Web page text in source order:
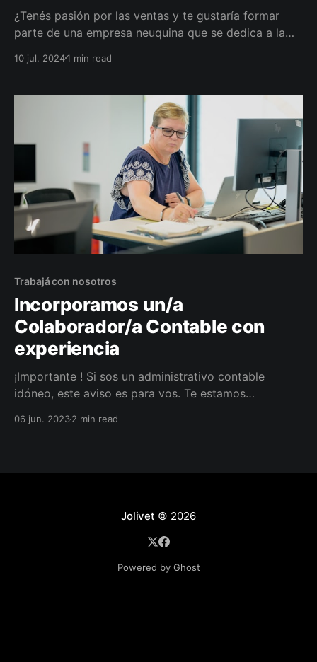
¿Tenés pasión por las ventas y te gustaría formar
parte de una empresa neuquina que se dedica a la
oportunidad!
10 jul. 20241 min read
Trabajá con nosotros
Incorporamos un/a
Colaborador/a Contable con
experiencia
¡Importante ! Si sos un administrativo contable
idóneo, este aviso es para vos. Te estamos
06 jun. 20232 min read
Jolivet © 2026
Powered by Ghost